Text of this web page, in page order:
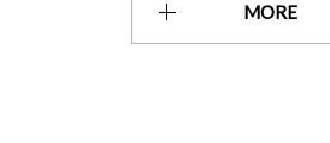
MORE